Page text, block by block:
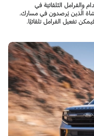
والفرامل التّلقائيّة في
الّذين يُرصدون في مسارك.
تفعيل الفرامل تلقائيًّا.